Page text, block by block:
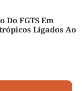
Do FGTS Em
Ligados Ao